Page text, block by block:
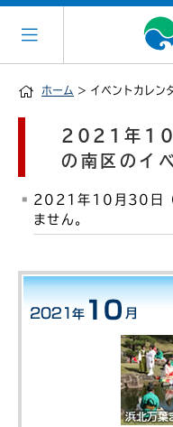
ホーム > イベントカレン
2021年10
の南区のイ
2021年10月30日（
ません。